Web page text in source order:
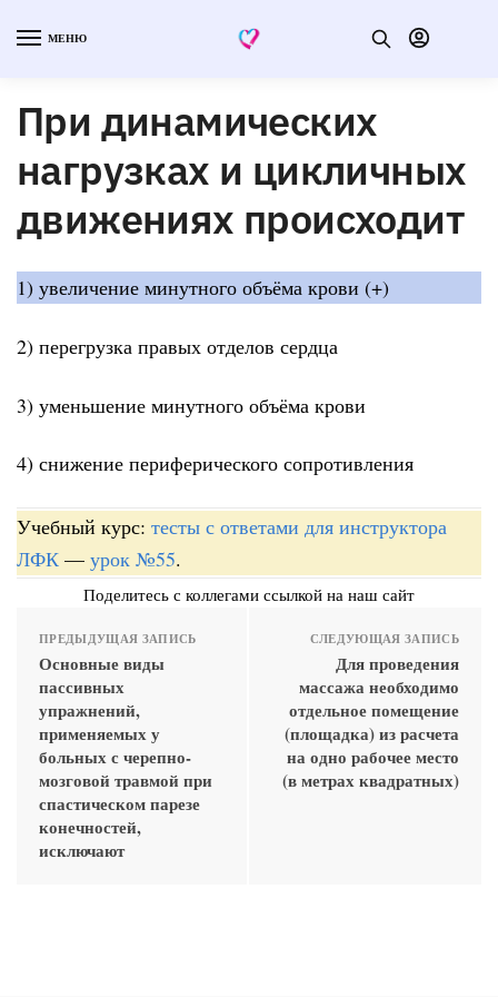
МЕНЮ
При динамических
нагрузках и цикличных
движениях происходит
1) увеличение минутного объёма крови (+)
2) перегрузка правых отделов сердца
3) уменьшение минутного объёма крови
4) снижение периферического сопротивления
Учебный курс: тесты с ответами для инструктора
ЛФК — урок №55.
Поделитесь с коллегами ссылкой на наш сайт
ПРЕДЫДУЩАЯ ЗАПИСЬ
Основные виды
пассивных
упражнений,
применяемых у
больных с черепно-
мозговой травмой при
спастическом парезе
конечностей,
исключают
СЛЕДУЮЩАЯ ЗАПИСЬ
Для проведения
массажа необходимо
отдельное помещение
(площадка) из расчета
на одно рабочее место
(в метрах квадратных)